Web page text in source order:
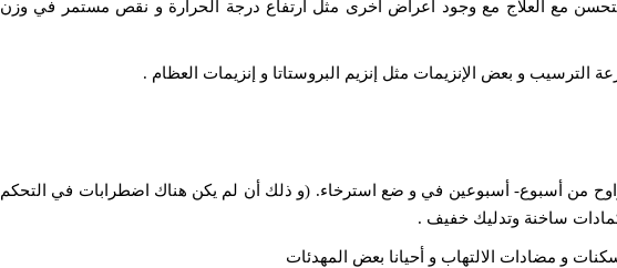
يتحسن مع العلاج مع وجود أعراض أخرى مثل ارتفاع درجة الحرارة و نقص مستمر في وزن
الترسيب و بعض الإنزيمات مثل إنزيم البروستاتا و إنزيمات العظام .
من أسبوع- أسبوعين في و ضع استرخاء. (و ذلك أن لم يكن هناك اضطرابات في التحكم
ساخنة وتدليك خفيف .
و مضادات الالتهاب و أحيانا بعض المهدئات